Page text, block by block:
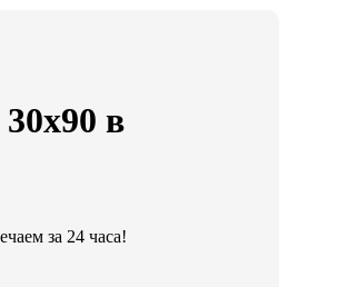
в
за 24 часа!